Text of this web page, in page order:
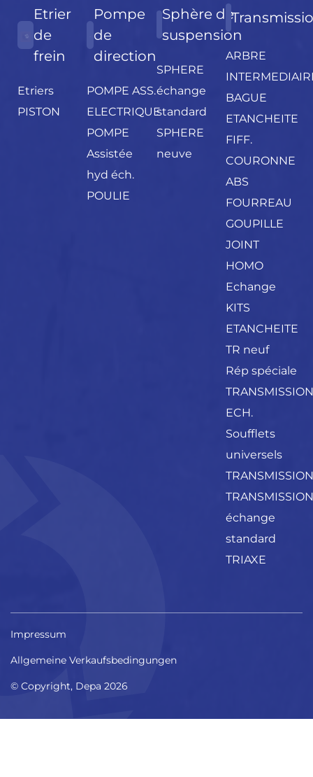
Etrier
de
frein
Etriers
PISTON
Pompe
de
direction
POMPE ASS.
ELECTRIQUE
POMPE
Assistée
hyd éch.
POULIE
Sphère de
suspension
SPHERE
échange
standard
SPHERE
neuve
ARBRE
BAGUE
ETANCHEITE
FIFF.
COURONNE
ABS
FOURREAU
GOUPILLE
JOINT
HOMO
Echange
KITS
ETANCHEITE
TR neuf
Rép spéciale
ECH.
Soufflets
universels
échange
standard
TRIAXE
Impressum
Allgemeine Verkaufsbedingungen
© Copyright, Depa 2026